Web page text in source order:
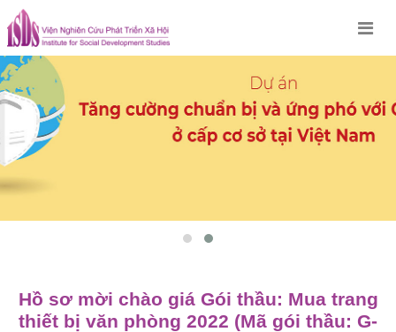
Skip
to
content
Hồ sơ mời chào giá Gói thầu: Mua trang
thiết bị văn phòng 2022 (Mã gói thầu: G-